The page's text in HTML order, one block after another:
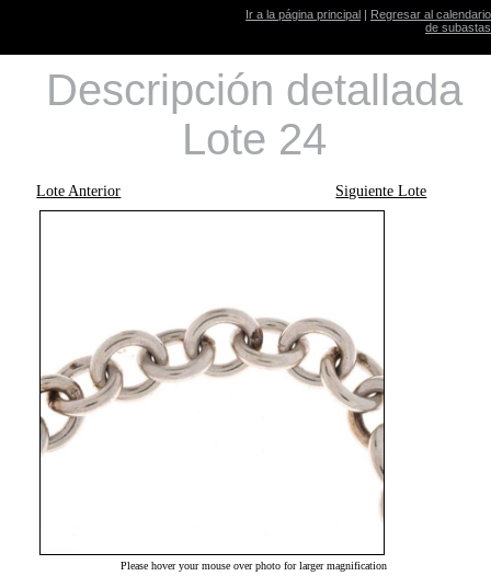
Ir a la página principal | Regresar al calendario
de subastas
Descripción detallada
Lote 24
Lote Anterior Siguiente Lote
Please hover your mouse over photo for larger magnification